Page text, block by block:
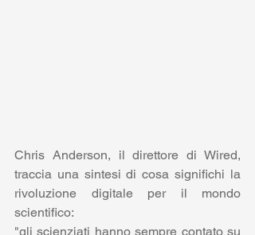
Chris Anderson, il direttore di Wired,
traccia una sintesi di cosa significhi la
rivoluzione digitale per il mondo
scientifico:
"gli scienziati hanno sempre contato su